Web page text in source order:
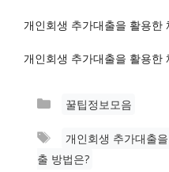
개인회생 추가대출을 활용한
개인회생 추가대출을 활용한
카
고
리
꿀팁정보모음
태
그
개인회생 추가대출
출 방법은?